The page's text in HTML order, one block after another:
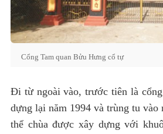
Cổng Tam quan Bửu Hưng cổ tự
Đi từ ngoài vào, trước tiên là
dựng lại năm 1994 và trùng tu vào
thể chùa được xây dựng với